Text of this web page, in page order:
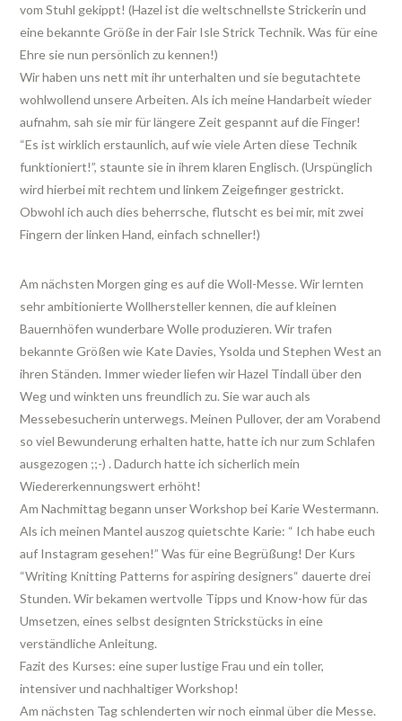
vom Stuhl gekippt! (Hazel ist die weltschnellste Strickerin und
eine bekannte Größe in der Fair Isle Strick Technik. Was für eine
Ehre sie nun persönlich zu kennen!)
Wir haben uns nett mit ihr unterhalten und sie begutachtete
wohlwollend unsere Arbeiten. Als ich meine Handarbeit wieder
aufnahm, sah sie mir für längere Zeit gespannt auf die Finger!
“Es ist wirklich erstaunlich, auf wie viele Arten diese Technik
funktioniert!”, staunte sie in ihrem klaren Englisch. (Urspünglich
wird hierbei mit rechtem und linkem Zeigefinger gestrickt.
Obwohl ich auch dies beherrsche, flutscht es bei mir, mit zwei
Fingern der linken Hand, einfach schneller!)
Am nächsten Morgen ging es auf die Woll-Messe. Wir lernten
sehr ambitionierte Wollhersteller kennen, die auf kleinen
Bauernhöfen wunderbare Wolle produzieren. Wir trafen
bekannte Größen wie Kate Davies, Ysolda und Stephen West an
ihren Ständen. Immer wieder liefen wir Hazel Tindall über den
Weg und winkten uns freundlich zu. Sie war auch als
Messebesucherin unterwegs. Meinen Pullover, der am Vorabend
so viel Bewunderung erhalten hatte, hatte ich nur zum Schlafen
ausgezogen ;;-) . Dadurch hatte ich sicherlich mein
Wiedererkennungswert erhöht!
Am Nachmittag begann unser Workshop bei Karie Westermann.
Als ich meinen Mantel auszog quietschte Karie: “ Ich habe euch
auf Instagram gesehen!” Was für eine Begrüßung! Der Kurs
“Writing Knitting Patterns for aspiring designers“ dauerte drei
Stunden. Wir bekamen wertvolle Tipps und Know-how für das
Umsetzen, eines selbst designten Strickstücks in eine
verständliche Anleitung.
Fazit des Kurses: eine super lustige Frau und ein toller,
intensiver und nachhaltiger Workshop!
Am nächsten Tag schlenderten wir noch einmal über die Messe.